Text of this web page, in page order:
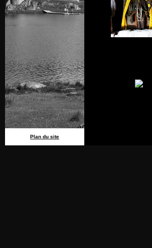
Plan du site